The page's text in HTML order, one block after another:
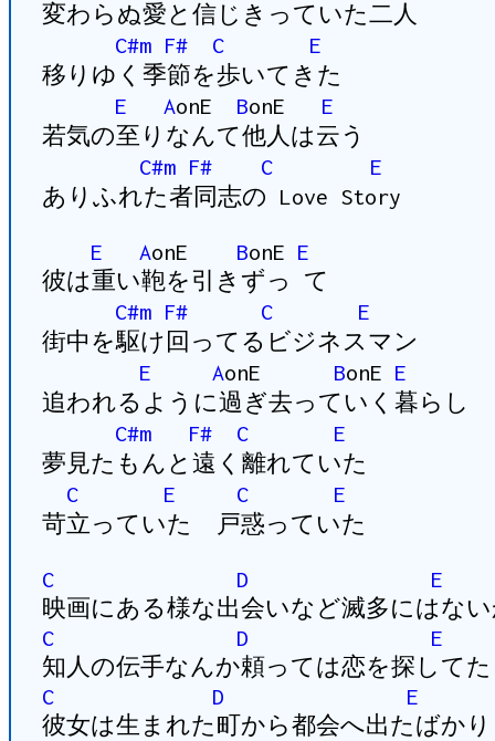
変わらぬ愛と信じきっていた二人
C#m F# C
E
移りゆく季節を歩いてきた
E
AonE BonE E
若気の至りなんて他人は云う
C#m F# C
E
ありふれた者同志の Love Story
E AonE BonE E
彼は重い鞄を引きずっ て
C#m F# C
E
街中を駆け回ってるビジネスマン
E
AonE BonE E
追われるように過ぎ去っていく暮らし
C#m
F# C
E
夢見たもんと遠く離れていた
C
E C
E
苛立っていた 戸惑っていた
C D
E
映画にある様な出会いなど滅多にはな
C
D
E
知人の伝手なんか頼っては恋を探してた
C
D
E
彼女は生まれた町から都会へ出たばかり